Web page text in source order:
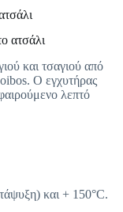
ατσάλι
και τσαγιού από
Ο εγχυτήρας
λεπτό
και + 150°C.